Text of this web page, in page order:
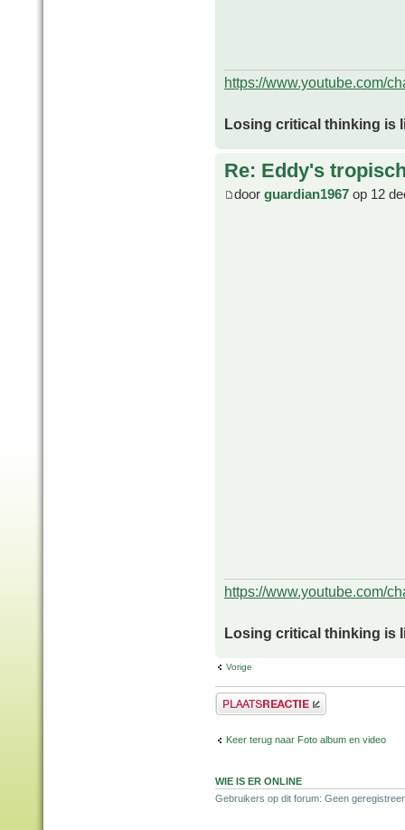
https://www.youtube.com/
Losing critical thinking is
Re: Eddy's
door guardian1967 op 12
https://www.youtube.com/
Losing critical thinking is
Vorige
Plaats een reactie
Keer terug naar Foto album en video
WIE IS ER ONLINE
Gebruikers op dit forum: Geen